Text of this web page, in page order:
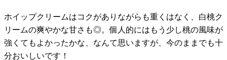
ホイップクリームはコクがありながらも重くはなく、白桃ク
リームの爽やかな甘さも◎。個人的にはもう少し桃の風味が
強くてもよかったかな、なんて思いますが、今のままでも十
分おいしいです！